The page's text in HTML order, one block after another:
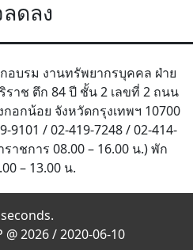
ดลง
บรม งานทรัพยากรบุคคล ฝ่าย
ราช ตึก 84 ปี ชั้น 2 เลขที่ 2 ถนน
อกน้อย จังหวัดกรุงเทพฯ 10700
9101 / 02-419-7248 / 02-414-
าชการ 08.00 – 16.00 น.) พัก
– 13.00 น.
seconds.
2026 / 2020-06-10